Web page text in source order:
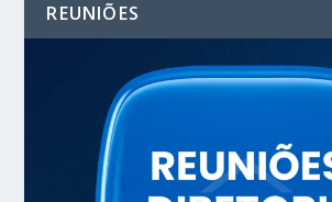
REUNIÕES